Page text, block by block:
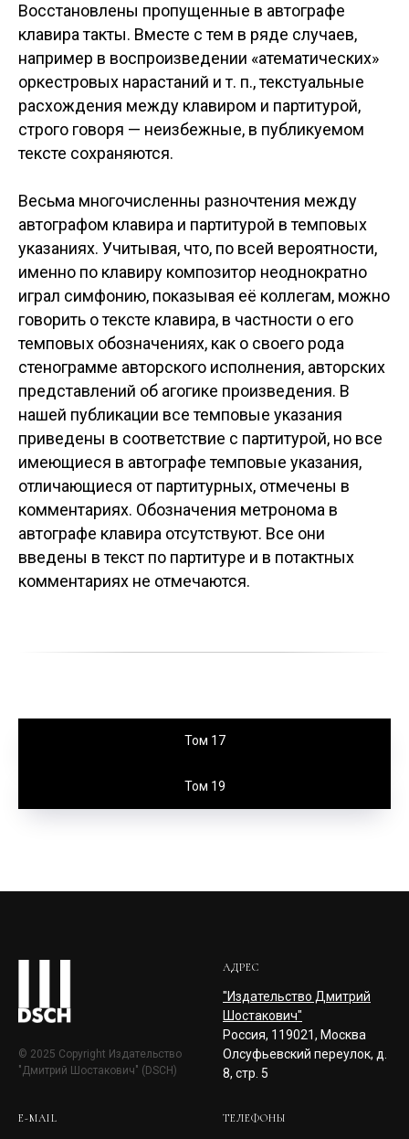
Восстановлены пропущенные в автографе
клавира такты. Вместе с тем в ряде случаев,
например в воспроизведении «атематических»
оркестровых нарастаний и т. п., текстуальные
расхождения между клавиром и партитурой,
строго говоря — неизбежные, в публикуемом
тексте сохраняются.
Весьма многочисленны разночтения между
автографом клавира и партитурой в темповых
указаниях. Учитывая, что, по всей вероятности,
именно по клавиру композитор неоднократно
играл симфонию, показывая её коллегам, можно
говорить о тексте клавира, в частности о его
темповых обозначениях, как о своего рода
стенограмме авторского исполнения, авторских
представлений об агогике произведения. В
нашей публикации все темповые указания
приведены в соответствие с партитурой, но все
имеющиеся в автографе темповые указания,
отличающиеся от партитурных, отмечены в
комментариях. Обозначения метронома в
автографе клавира отсутствуют. Все они
введены в текст по партитуре и в потактных
комментариях не отмечаются.
Том 17
Том 19
© 2025 Copyright Издательство
"Дмитрий Шостакович" (DSCH)
АДРЕС
"Издательство Дмитрий
Шостакович"
Россия, 119021, Москва
Олсуфьевский переулок, д.
8, стр. 5
E-MAIL ТЕЛЕФОНЫ